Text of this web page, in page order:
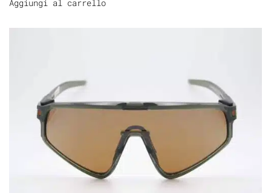
Aggiungi al carrello